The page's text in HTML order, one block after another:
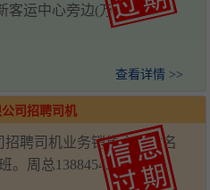
客运中心旁边(万达对
查看详情 >>
司招聘司机
聘司机业务销售人员数名
。周总13884545611